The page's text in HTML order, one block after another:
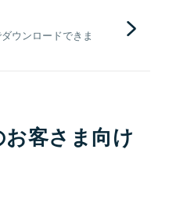
ウンロードできま
客さま向け